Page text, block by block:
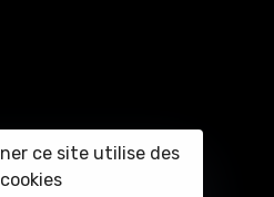
ce site utilise des
cookies